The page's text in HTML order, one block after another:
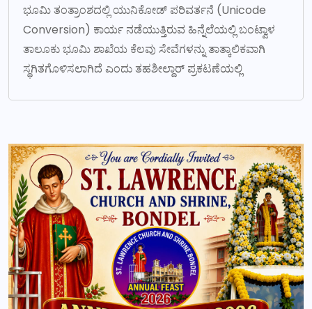
ಭೂಮಿ ತಂತ್ರಾಂಶದಲ್ಲಿ ಯುನಿಕೋಡ್ ಪರಿವರ್ತನೆ (Unicode
Conversion) ಕಾರ್ಯ ನಡೆಯುತ್ತಿರುವ ಹಿನ್ನೆಲೆಯಲ್ಲಿ ಬಂಟ್ವಾಳ
ತಾಲೂಕು ಭೂಮಿ ಶಾಖೆಯ ಕೆಲವು ಸೇವೆಗಳನ್ನು ತಾತ್ಕಾಲಿಕವಾಗಿ
ಸ್ಥಗಿತಗೊಳಿಸಲಾಗಿದೆ ಎಂದು ತಹಶೀಲ್ದಾರ್ ಪ್ರಕಟಣೆಯಲ್ಲಿ